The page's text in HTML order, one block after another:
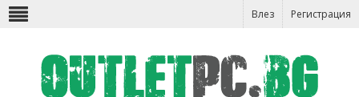
Влез Регистрация